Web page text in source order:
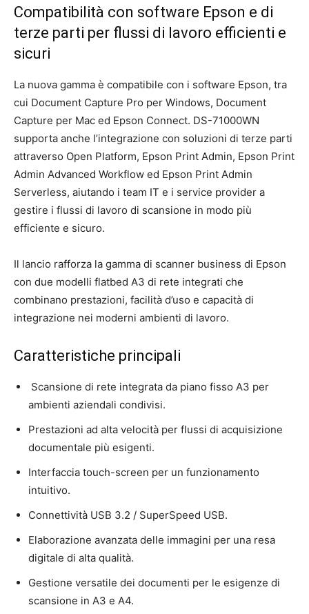
Compatibilità con software Epson e di
terze parti per flussi di lavoro efficienti e
sicuri
La nuova gamma è compatibile con i software Epson, tra
cui Document Capture Pro per Windows, Document
Capture per Mac ed Epson Connect. DS-71000WN
supporta anche l’integrazione con soluzioni di terze parti
attraverso Open Platform, Epson Print Admin, Epson Print
Admin Advanced Workflow ed Epson Print Admin
Serverless, aiutando i team IT e i service provider a
gestire i flussi di lavoro di scansione in modo più
efficiente e sicuro.
Il lancio rafforza la gamma di scanner business di Epson
con due modelli flatbed A3 di rete integrati che
combinano prestazioni, facilità d’uso e capacità di
integrazione nei moderni ambienti di lavoro.
Caratteristiche principali
Scansione di rete integrata da piano fisso A3 per
ambienti aziendali condivisi.
Prestazioni ad alta velocità per flussi di acquisizione
documentale più esigenti.
Interfaccia touch-screen per un funzionamento
intuitivo.
Connettività USB 3.2 / SuperSpeed USB.
Elaborazione avanzata delle immagini per una resa
digitale di alta qualità.
Gestione versatile dei documenti per le esigenze di
scansione in A3 e A4.